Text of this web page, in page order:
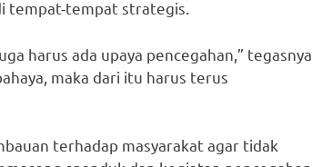
tempat-tempat strategis.
harus ada upaya pencegahan,” tegasnya.
maka dari itu harus terus
terhadap masyarakat agar tidak